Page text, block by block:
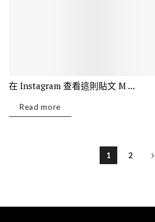
在 Instagram 查看這則貼文 M ...
Read more
1 2